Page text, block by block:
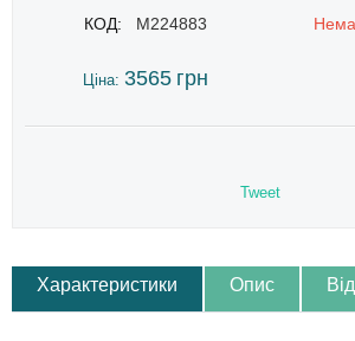
КОД: M224883
Ціна: 3565 грн
Tweet
Характеристики Опис